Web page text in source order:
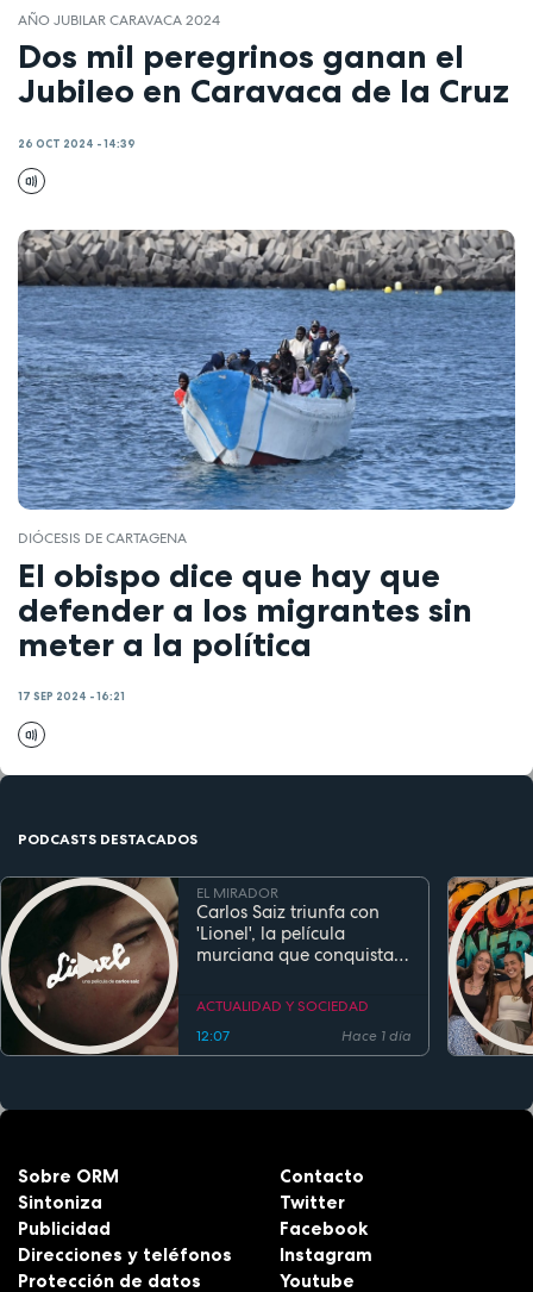
AÑO JUBILAR CARAVACA 2024
Dos mil peregrinos ganan el
Jubileo en Caravaca de la Cruz
26 OCT 2024 - 14:39
DIÓCESIS DE CARTAGENA
El obispo dice que hay que
defender a los migrantes sin
meter a la política
17 SEP 2024 - 16:21
PODCASTS DESTACADOS
EL MIRADOR
Carlos Saiz triunfa con
'Lionel', la película
murciana que conquista
estreno
ACTUALIDAD Y SOCIEDAD
12:07
Hace 1 día
Sobre ORM
Sintoniza
Publicidad
Direcciones y teléfonos
Protección de datos
Contacto
Twitter
Facebook
Instagram
Youtube